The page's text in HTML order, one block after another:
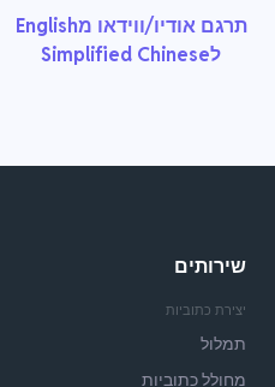
תרגם אודיו/ווידאו מEnglish
לSimplified Chinese
שירותים
יצירת כתוביות
תמלול
מחולל כתוביות